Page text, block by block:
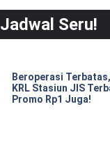
Jadwal Seru!
Beroperasi
KRL Stasiun JIS
Promo Rp1 Juga!